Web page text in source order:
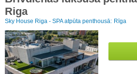
Riga
Sky House Riga - SPA atpūta penthousā: Rīga